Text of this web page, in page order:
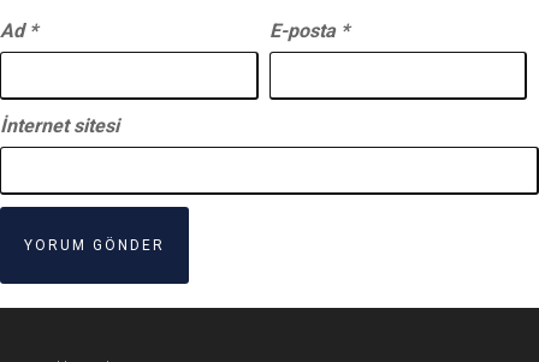
Ad * E-posta *
İnternet sitesi